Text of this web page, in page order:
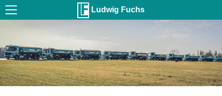
Ludwig Fuchs